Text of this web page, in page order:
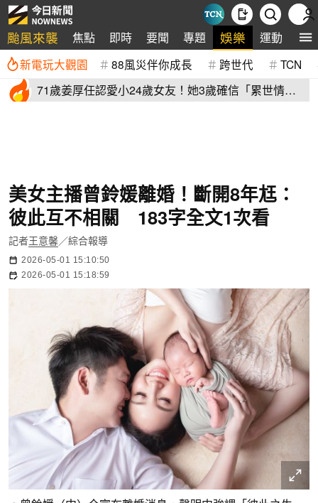
颱風來襲 焦點 即時 要聞 專題 娛樂 運動 全
新電玩大觀園 88風災伴你成長 跨世代 TCN
71歲姜厚任認愛小24歲女友！她3歲確信「累世情
美女主播曾鈴媛離婚！斷開8年尪：
彼此互不相關 183字全文1次看
記者王意馨／綜合報導
2026-05-01 15:10:50
2026-05-01 15:18:59